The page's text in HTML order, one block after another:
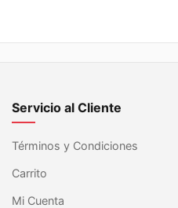
Servicio al Cliente
Términos y Condiciones
Carrito
Mi Cuenta